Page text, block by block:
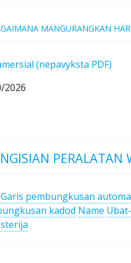
MANGURANGKAN
(nepavyksta PDF)
2026
PERALATAN
Garis pembungkusan
kadod Name